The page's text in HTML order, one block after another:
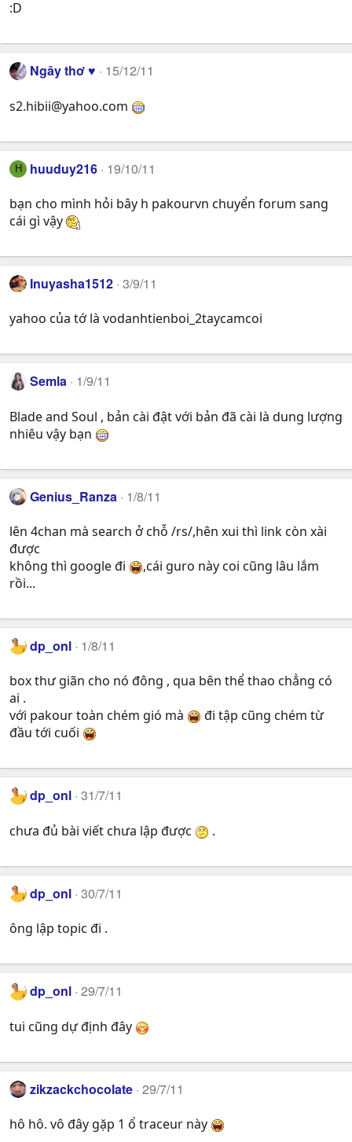
:D
Ngây thơ ♥ 15/12/11
s2.hibii@yahoo.com
H huuduy216 19/10/11
bạn cho mình hỏi bây h pakourvn chuyển forum sang
cái gì vậy
Inuyasha1512 3/9/11
yahoo của tớ là vodanhtienboi_2taycamcoi
Semla 1/9/11
Blade and Soul , bản cài đật với bản đã cài là dung lượng
nhiêu vậy bạn
Genius_Ranza 1/8/11
lên 4chan mà search ở chỗ /rs/,hên xui thì link còn xài
được
không thì google đi
,cái guro này coi cũng lâu lắm
rồi...
dp_onl 1/8/11
box thư giãn cho nó đông , qua bên thể thao chẳng có
ai .
với pakour toàn chém gió mà
đi tập cũng chém từ
đầu tới cuối
dp_onl 31/7/11
chưa đủ bài viết chưa lập được .
dp_onl 30/7/11
ông lập topic đi .
dp_onl 29/7/11
tui cũng dự định đây
zikzackchocolate 29/7/11
hô hô. vô đây gặp 1 ổ traceur này